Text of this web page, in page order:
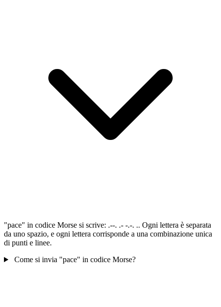
"pace" in codice Morse si scrive: .--. .- -.-. .. Ogni lettera è separata
da uno spazio, e ogni lettera corrisponde a una combinazione unica
di punti e linee.
Come si invia "pace" in codice Morse?